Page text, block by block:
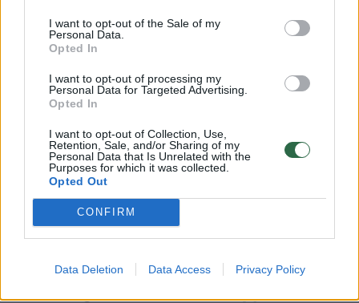
I want to opt-out of the Sale of my
Personal Data.
Opted In
I want to opt-out of processing my
Personal Data for Targeted Advertising.
Opted In
I want to opt-out of Collection, Use,
Retention, Sale, and/or Sharing of my
Personal Data that Is Unrelated with the
Purposes for which it was collected.
Opted Out
CONFIRM
Data Deletion Data Access Privacy Policy
Lietuvos diena Kriminalai